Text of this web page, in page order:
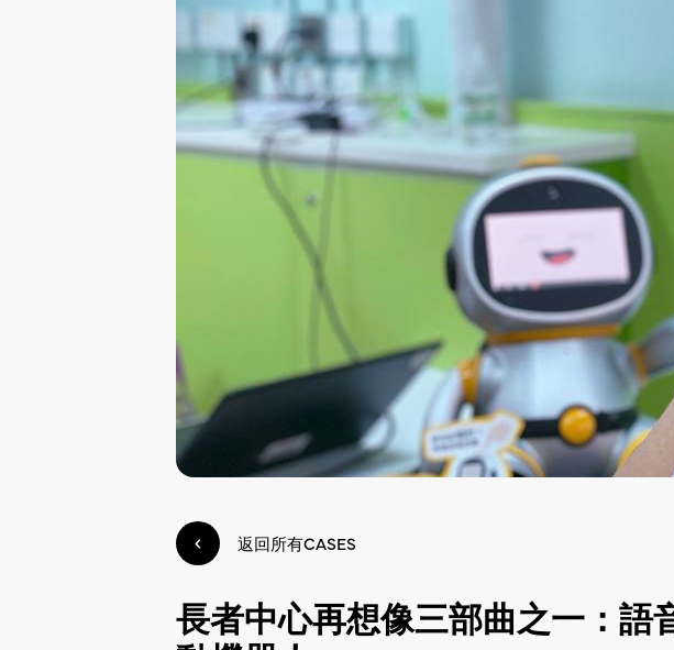
返回所有CASES
長者中心再想像三部曲之一：語